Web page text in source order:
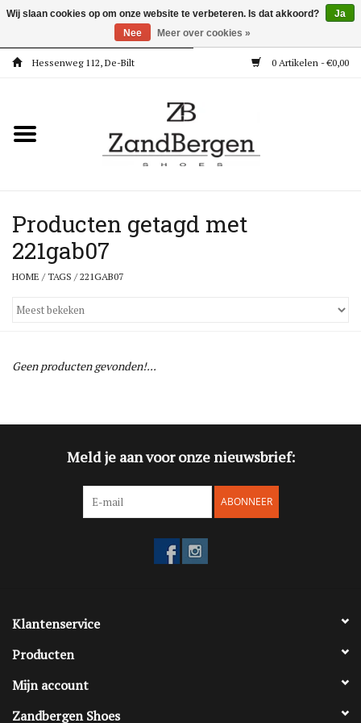
Hessenweg 112, De-Bilt 0 Artikelen - €0,00
Kleding
Meisjes
Jongens
Accessoires
Producten getagd met
221gab07
HOME /TAGS /221GAB07
Geen producten gevonden!...
Meld je aan voor onze nieuwsbrief:
ABONNEER
Klantenservice
Producten
Mijn account
Zandbergen Shoes
Wij slaan cookies op om onze website te verbeteren. Is dat akkoord?
Ja
Nee
Meer over cookies »